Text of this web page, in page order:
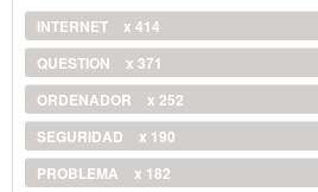
INTERNET
x 414
QUESTION
x 371
ORDENADOR
x 252
SEGURIDAD
x 190
PROBLEMA
x 182